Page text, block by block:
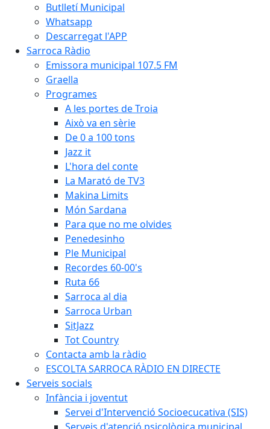
Butlletí Municipal
Whatsapp
Descarregat l'APP
Sarroca Ràdio
Emissora municipal 107.5 FM
Graella
Programes
A les portes de Troia
Això va en sèrie
De 0 a 100 tons
Jazz it
L'hora del conte
La Marató de TV3
Makina Limits
Món Sardana
Para que no me olvides
Penedesinho
Ple Municipal
Recordes 60-00's
Ruta 66
Sarroca al dia
Sarroca Urban
SitJazz
Tot Country
Contacta amb la ràdio
ESCOLTA SARROCA RÀDIO EN DIRECTE
Serveis socials
Infància i joventut
Servei d'Intervenció Socioecucativa (SIS)